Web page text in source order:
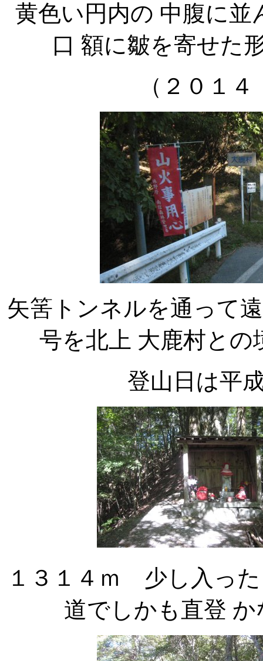
黄色い円内の 中腹に
口 額に皺を寄せた
（２０１
矢筈トンネルを通って
号を北上 大鹿村との
登山日は平
１３１４ｍ 少し入っ
道でしかも直登